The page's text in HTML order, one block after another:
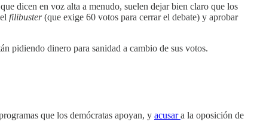
dicen en voz alta a menudo, suelen dejar bien claro que los
filibuster(que exige 60 votos para cerrar el debate) y aprobar
pidiendo dinero para sanidad a cambio de sus votos.
que los demócratas apoyan, y acusara la oposición de